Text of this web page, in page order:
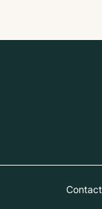
Contact